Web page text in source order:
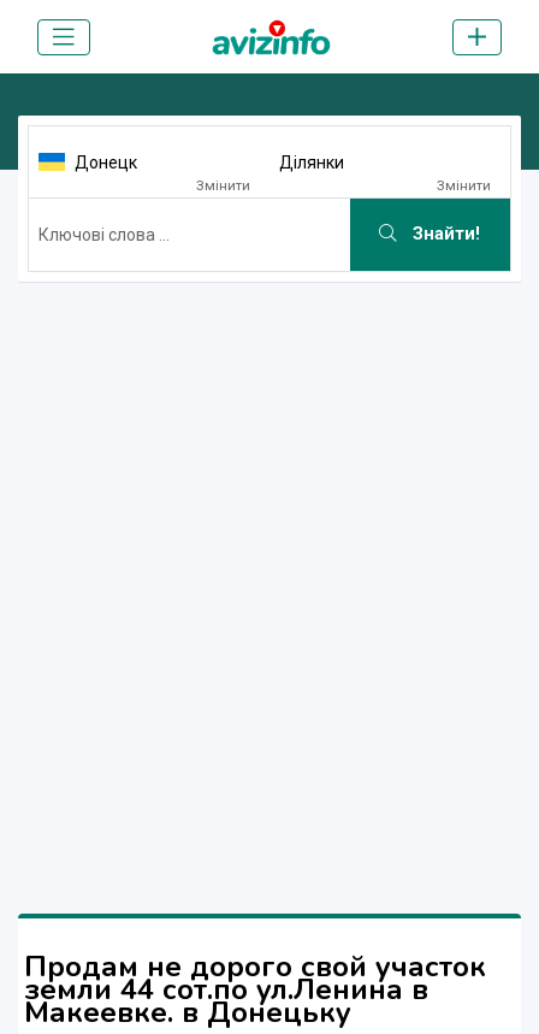
Донецк
Змінити
Ділянки
Змінити
Знайти!
Продам не дорого свой участок
земли 44 сот.по ул.Ленина в
Макеевке. в Донецьку